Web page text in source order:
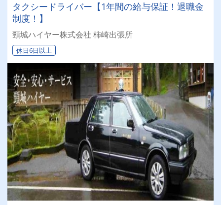
タクシードライバー【1年間の給与保証！退職金
制度！】
頸城ハイヤー株式会社 柿崎出張所
休日6日以上